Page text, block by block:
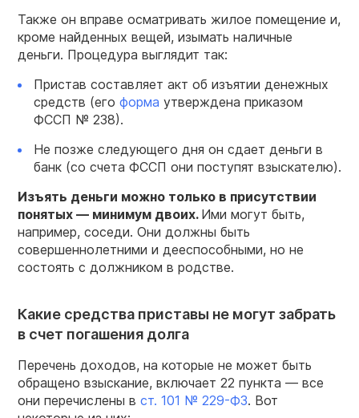
Также он вправе осматривать жилое помещение и,
кроме найденных вещей, изымать наличные
деньги. Процедура выглядит так:
Пристав составляет акт об изъятии денежных
средств (его форма утверждена приказом
ФССП № 238).
Не позже следующего дня он сдает деньги в
банк (со счета ФССП они поступят взыскателю).
Изъять деньги можно только в присутствии
понятых — минимум двоих. Ими могут быть,
например, соседи. Они должны быть
совершеннолетними и дееспособными, но не
состоять с должником в родстве.
Какие средства приставы не могут забрать
в счет погашения долга
Перечень доходов, на которые не может быть
обращено взыскание, включает 22 пункта — все
они перечислены в ст. 101 № 229-ФЗ. Вот